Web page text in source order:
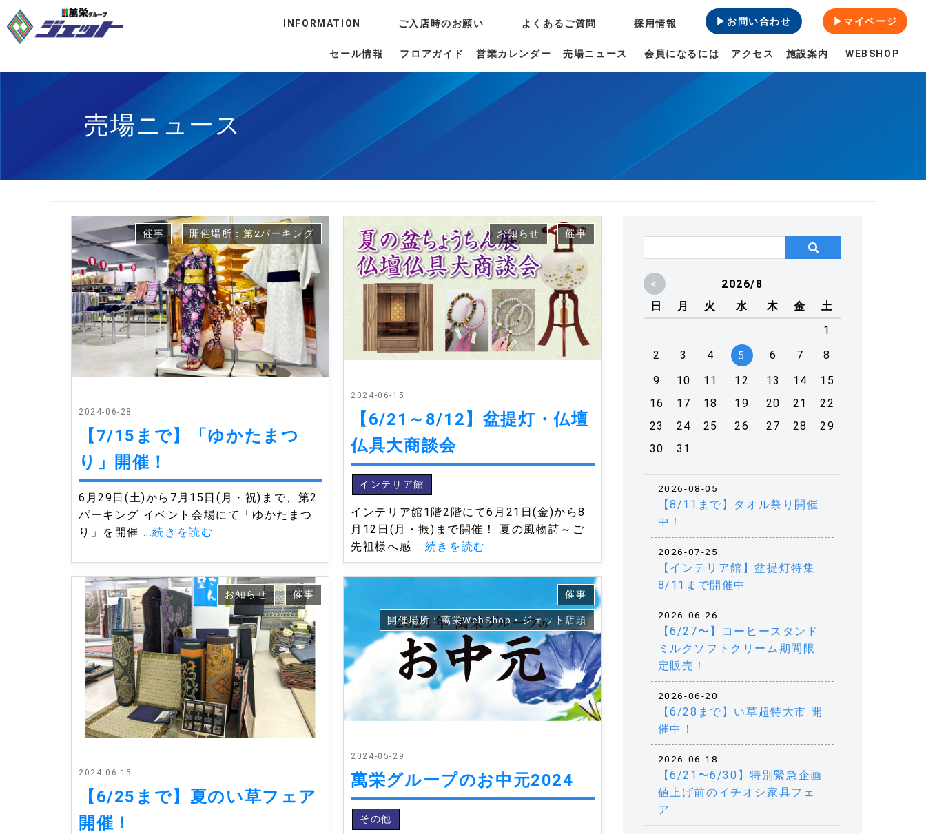
セール情報 フロアガイド 営業カレンダー 売場ニュース 会員になるには アクセス 施設案内 WEBSHOP
INFORMATION ご入店時のお願い よくあるご質問 採用情報 ▶お問い合わせ ▶マイページ
売場ニュース
2024-06-28
【7/15まで】「ゆかたまつ
り」開催！
催事 開催場所：第2パーキング
6月29日(土)から7月15日(月・祝)まで、第2
パーキング イベント会場にて「ゆかたまつ
り」を開催 ...続きを読む
2024-06-15
【6/21～8/12】盆提灯・仏壇
仏具大商談会
お知らせ 催事
インテリア館
インテリア館1階2階にて6月21日(金)から8
月12日(月・振)まで開催！ 夏の風物詩～ご
先祖様へ感 ...続きを読む
2024-06-15
【6/25まで】夏のい草フェア
開催！
お知らせ 催事
2024-05-29
萬栄グループのお中元2024
催事
開催場所：萬栄WebShop・ジェット店頭
その他
<
2026/8
日
月 火 水 木 金
土
1
2
3 4 5 6 7
8
9
10 11 12 13 14
15
16
17 18 19 20 21
22
23
24 25 26 27 28
29
30
31
2026-08-05
【8/11まで】タオル祭り開催
中！
2026-07-25
【インテリア館】盆提灯特集
8/11まで開催中
2026-06-26
【6/27〜】コーヒースタンド
ミルクソフトクリーム期間限
定販売！
2026-06-20
【6/28まで】い草超特大市 開
催中！
2026-06-18
【6/21〜6/30】特別緊急企画
値上げ前のイチオシ家具フェ
ア